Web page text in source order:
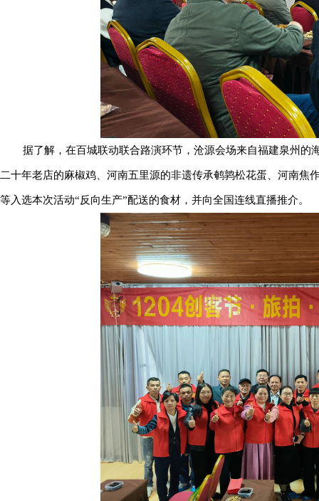
据了解，在百城联动联合路演环节，沧源会场来自福建泉州的
二十年老店的麻椒鸡、河南五里源的非遗传承鹌鹑松花蛋、河南
等入选本次活动“反向生产”配送的食材，并向全国连线直播推介。